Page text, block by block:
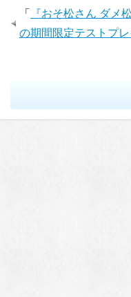
「
『おそ松さん ダメ
の期間限定テストプ